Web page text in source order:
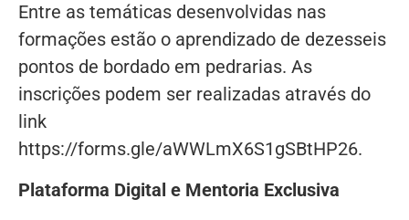
Entre as temáticas desenvolvidas nas
formações estão o aprendizado de dezesseis
pontos de bordado em pedrarias. As
inscrições podem ser realizadas através do
link
https://forms.gle/aWWLmX6S1gSBtHP26.
Plataforma Digital e Mentoria Exclusiva